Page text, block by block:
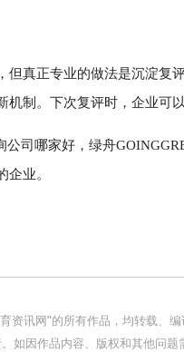
真正专业的做法是沉淀复
机制。下次复评时，企业可
司哪家好，绿舟
业。
资讯网"的所有作品，均转载、
如因作品内容、版权和其他问